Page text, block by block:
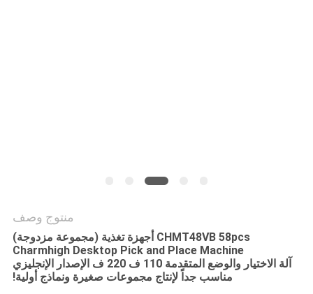
منتوج وصف
CHMT48VB 58pcs أجهزة تغذية (مجموعة مزدوجة)
Charmhigh Desktop Pick and Place Machine
آلة الاختيار والوضع المتقدمة 110 ف 220 ف الإصدار الإنجليزي
مناسب جداً لإنتاج مجموعات صغيرة ونماذج أولية!